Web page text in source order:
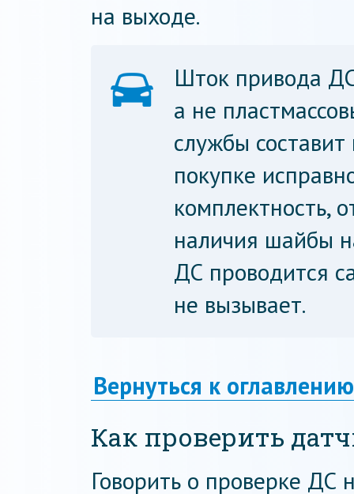
на выходе.
Шток привода
а не
службы
покупке
комплектность,
наличия шайбы
ДС проводится
не вызывает.
Вернуться к оглавлению
Как проверить
Говорить о проверке ДС